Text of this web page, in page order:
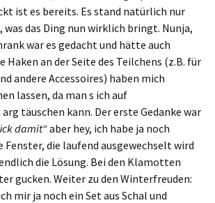
ist es bereits. Es stand natürlich nur
was das Ding nun wirklich bringt. Nunja,
war es gedacht und hätte auch
Haken an der Seite des Teilchens (z.B. für
andere Accessoires) haben mich
lassen, da man s ich auf
täuschen kann. Der erste Gedanke war
damit“aber hey, ich habe ja noch
Fenster, die laufend ausgewechselt wird
die Lösung. Bei den Klamotten
gucken. Weiter zu den Winterfreuden:
mir ja noch ein Set aus Schal und